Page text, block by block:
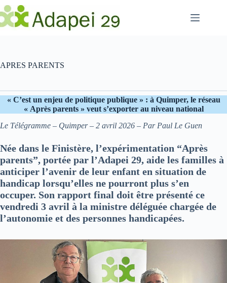
Passer
au
contenu
APRES PARENTS
« C’est un enjeu de politique publique » : à Quimper, le réseau
« Après parents » veut s’exporter au niveau national
Le Télégramme – Quimper– 2 avril 2026 – Par Paul Le Guen
Née dans le Finistère, l’expérimentation “Après
parents”, portée par l’Adapei 29, aide les familles à
anticiper l’avenir de leur enfant en situation de
handicap lorsqu’elles ne pourront plus s’en
occuper. Son rapport final doit être présenté ce
vendredi 3 avril à la ministre déléguée chargée de
l’autonomie et des personnes handicapées.